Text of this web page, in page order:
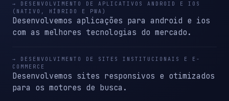
→ DESENVOLVIMENTO DE APLICATIVOS ANDROID E IOS
(NATIVO, HÍBRIDO E PWA)
Desenvolvemos aplicações para android e ios
com as melhores tecnologias do mercado.
→ DESENVOLVIMENTO DE SITES INSTITUCIONAIS E E-
COMMERCE
Desenvolvemos sites responsivos e otimizados
para os motores de busca.